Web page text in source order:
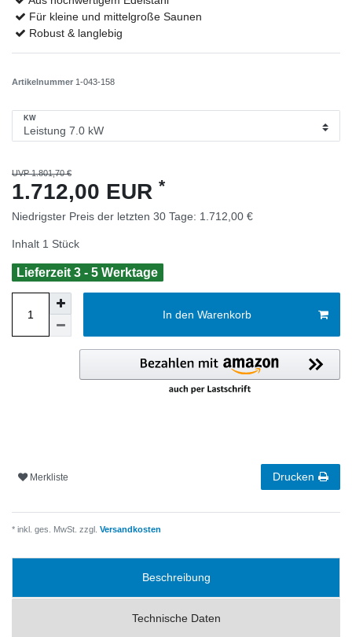
Für kleine und mittelgroße Saunen
Robust & langlebig
Artikelnummer 1-043-158
KW
UVP 1.801,70 €
1.712,00 EUR *
Niedrigster Preis der letzten 30 Tage: 1.712,00 €
Inhalt 1 Stück
Lieferzeit 3 - 5 Werktage
In den Warenkorb
Merkliste Drucken
* inkl. ges. MwSt. zzgl. Versandkosten
Beschreibung
Technische Daten